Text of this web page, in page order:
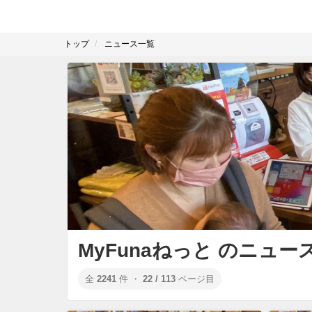
トップ ニュース一覧
MyFunaねっと のニュー
全 2241 件 ・ 22 / 113 ページ目